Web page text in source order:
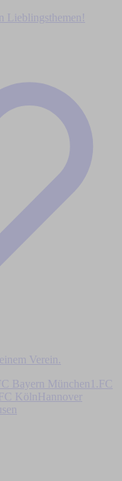
Lieblingsthemen!
Verein.
Bayern München
1.FC
Köln
Hannover